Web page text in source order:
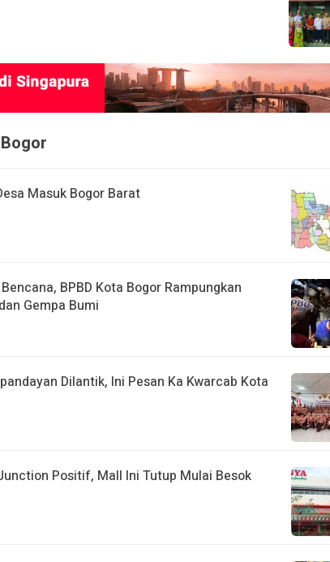
Masuk Bogor Barat
BPBD Kota Bogor Rampungkan
Gempa Bumi
Dilantik, Ini Pesan Ka Kwarcab Kota
Positif, Mall Ini Tutup Mulai Besok